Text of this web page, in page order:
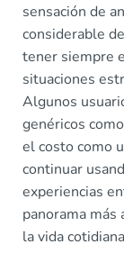
sensación de
considerable
tener siempre
situaciones
Algunos
genéricos
el costo como
continuar
experiencias
panorama más
la vida